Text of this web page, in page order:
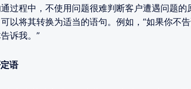
过程中，不使用问题很难判断客户遭遇问题
以将其转换为适当的语句。例如，“如果你不
诉我。”
语